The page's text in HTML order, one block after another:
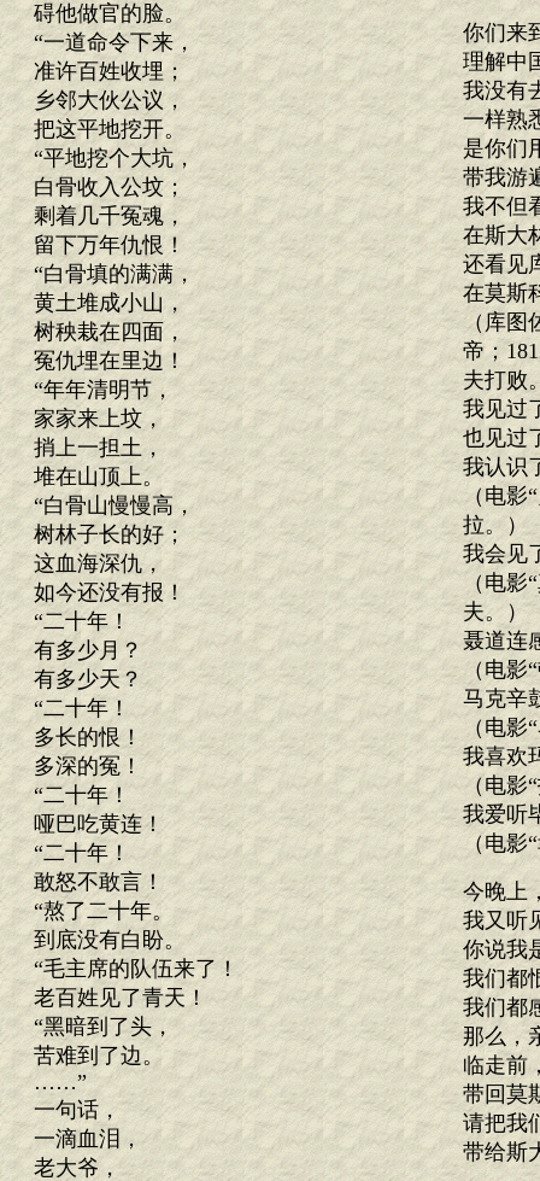
你们来
理解中
我没有
一样熟
是你们
带我游
我不但
在斯大
还看见
在莫斯
（库图
帝；
夫打败
我见过
也见过
我认识
（电影
拉。）
我会见
（电
夫。）
聂道连
（电影
马克辛
（电影
我喜欢
（电影
我爱听
（电影
今晚上
我又听
你说我
我们都
我们都
那么，
临走前
带回莫
请把我
带给斯
碍他做官的脸。
“一道命令下来，
准许百姓收埋；
乡邻大伙公议，
把这平地挖开。
“平地挖个大坑，
白骨收入公坟；
剩着几千冤魂，
留下万年仇恨！
“白骨填的满满，
黄土堆成小山，
树秧栽在四面，
冤仇埋在里边！
“年年清明节，
家家来上坟，
捎上一担土，
堆在山顶上。
“白骨山慢慢高，
树林子长的好；
这血海深仇，
如今还没有报！
“二十年！
有多少月？
有多少天？
“二十年！
多长的恨！
多深的冤！
“二十年！
哑巴吃黄连！
“二十年！
敢怒不敢言！
“熬了二十年。
到底没有白盼。
“毛主席的队伍来了！
老百姓见了青天！
“黑暗到了头，
苦难到了边。
……”
一句话，
一滴血泪，
老大爷，